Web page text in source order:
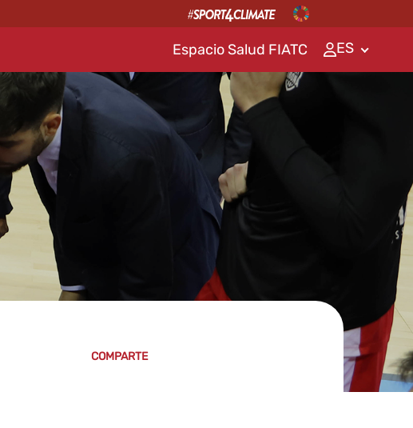
Espacio Salud FIATC ES
COMPARTE